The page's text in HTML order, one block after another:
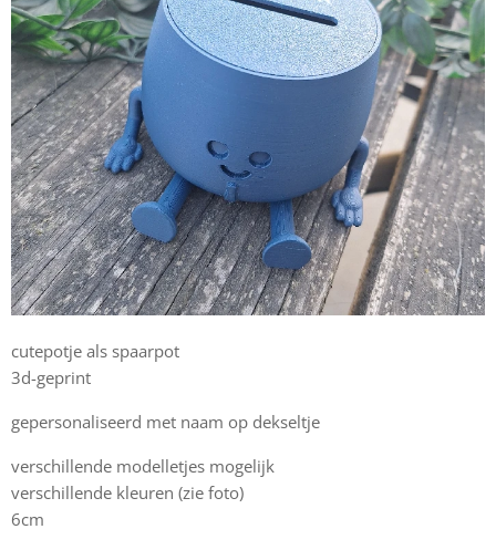
cutepotje als spaarpot
3d-geprint
gepersonaliseerd met naam op dekseltje
verschillende modelletjes mogelijk
verschillende kleuren (zie foto)
6cm